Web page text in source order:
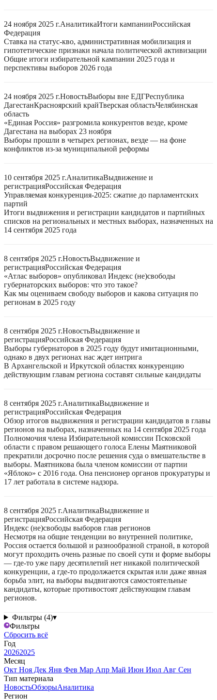
24 ноября 2025 г.АналитикаИтоги кампанииРоссийская
Федерация
Ставка на статус-кво, административная мобилизация и
гипотетические признаки начала политической активизации
Общие итоги избирательной кампании 2025 года и
перспективы выборов 2026 года
24 ноября 2025 г.НовостьВыборы вне ЕДГРеспублика
ДагестанКрасноярский крайТверская областьЧелябинская
область
«Единая Россия» разгромила конкурентов везде, кроме
Дагестана на выборах 23 ноября
Выборы прошли в четырех регионах, везде — на фоне
конфликтов из-за муниципальной реформы
10 сентября 2025 г.АналитикаВыдвижение и
регистрацияРоссийская Федерация
Управляемая конкуренция-2025: сжатие до парламентских
партий
Итоги выдвижения и регистрации кандидатов и партийных
списков на региональных и местных выборах, назначенных на
14 сентября 2025 года
8 сентября 2025 г.НовостьВыдвижение и
регистрацияРоссийская Федерация
«Атлас выборов» опубликовал Индекс (не)свободы
губернаторских выборов: что это такое?
Как мы оцениваем свободу выборов и какова ситуация по
регионам в 2025 году
8 сентября 2025 г.НовостьВыдвижение и
регистрацияРоссийская Федерация
Выборы губернаторов в 2025 году будут имитационными,
однако в двух регионах нас ждет интрига
В Архангельской и Иркутской областях конкуренцию
действующим главам региона составят сильные кандидаты
8 сентября 2025 г.АналитикаВыдвижение и
регистрацияРоссийская Федерация
Обзор итогов выдвижения и регистрации кандидатов в главы
регионов на выборах, назначенных на 14 сентября 2025 года
Полномочия члена Избирательной комиссии Псковской
области с правом решающего голоса Елены Маятниковой
прекратили досрочно после решения суда о вмешательстве в
выборы. Маятникова была членом комиссии от партии
«Яблоко» с 2016 года. Она пенсионер органов прокуратуры и
17 лет работала в системе надзора.
8 сентября 2025 г.АналитикаВыдвижение и
регистрацияРоссийская Федерация
Индекс (не)свободы выборов глав регионов
Несмотря на общие тенденции во внутренней политике,
Россия остается большой и разнообразной страной, в которой
могут проходить очень разные по своей сути и форме выборы
— где-то уже пару десятилетий нет никакой политической
конкуренции, а где-то продолжается скрытая или даже явная
борьба элит, на выборы выдвигаются самостоятельные
кандидаты, которые противостоят действующим главам
регионов.
Фильтры (4)▾
Фильтры
Сбросить всё
Год
20262025
Месяц
Окт Ноя Дек Янв Фев Мар Апр Май Июн Июл Авг Сен
Тип материала
НовостьОбзорыАналитика
Регион